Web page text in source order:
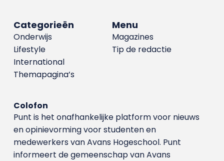
Menu
Magazines
Tip de redactie
Categorieën
Onderwijs
Lifestyle
International
Themapagina’s
Colofon
Punt is het onafhankelijke platform voor nieuws
en opinievorming voor studenten en
medewerkers van Avans Hoge­school. Punt
informeert de gemeenschap van Avans